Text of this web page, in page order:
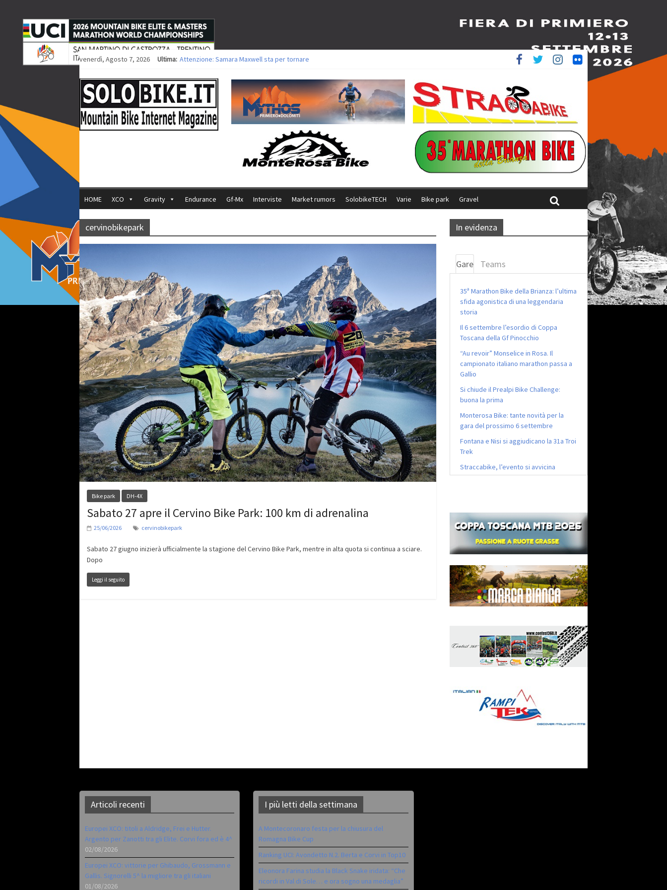
venerdì, Agosto 7, 2026 Ultima: Attenzione: Samara Maxwell sta per tornare
Europei XCO: vittorie per Ghibaudo, Grossmann e Gallis. Signorelli 5^ la migliore tra gli italiani
35ª Marathon Bike della Brianza: l’ultima sfida agonistica di una leggendaria storia
Europei MTB: il Team Relay firma il secondo argento azzurro a Monteceneri
HOME XCO Gravity Endurance Gf-Mx Interviste Market rumors SolobikeTECH Varie Bike park Gravel
cervinobikepark
Bike park DH-4X
Sabato 27 apre il Cervino Bike Park: 100 km di adrenalina
25/06/2026 cervinobikepark
Sabato 27 giugno inizierà ufficialmente la stagione del Cervino Bike Park, mentre in alta quota si continua a sciare.
Dopo
Leggi il seguito
In evidenza
Gare Teams
35ª Marathon Bike della Brianza: l’ultima
sfida agonistica di una leggendaria
storia
Il 6 settembre l’esordio di Coppa
Toscana della Gf Pinocchio
“Au revoir” Monselice in Rosa. Il
campionato italiano marathon passa a
Gallio
Si chiude il Prealpi Bike Challenge:
buona la prima
Monterosa Bike: tante novità per la
gara del prossimo 6 settembre
Fontana e Nisi si aggiudicano la 31a Troi
Trek
Straccabike, l’evento si avvicina
Articoli recenti
Europei XCO: titoli a Aldridge, Frei e Hutter.
Argento per Zanotti tra gli Elite. Corvi fora ed è 4^
02/08/2026
Europei XCO: vittorie per Ghibaudo, Grossmann e
Gallis. Signorelli 5^ la migliore tra gli italiani
01/08/2026
I più letti della settimana
A Montecoronaro festa per la chiusura del
Romagna Bike Cup
Ranking UCI: Avondetto N.2. Berta e Corvi in Top10
Eleonora Farina studia la Black Snake iridata: “Che
ricordi in Val di Sole… e ora sogno una medaglia”